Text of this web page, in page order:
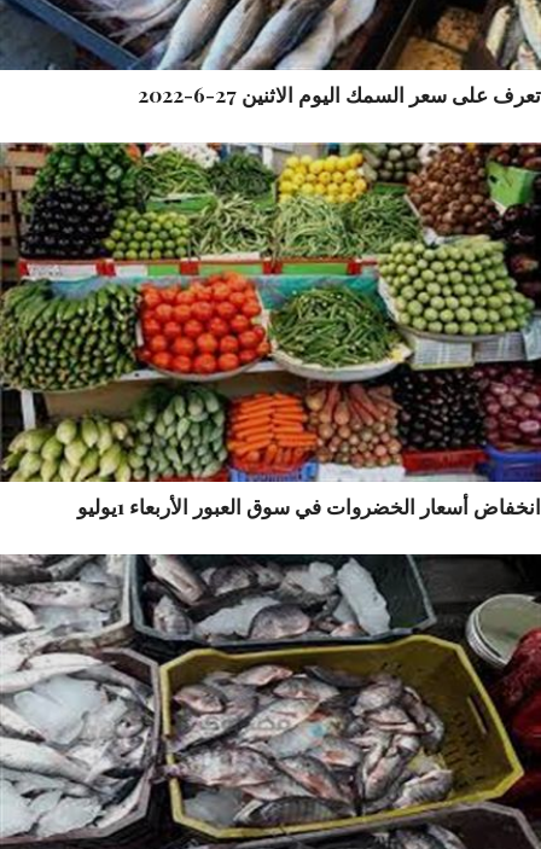
على سعر السمك اليوم الاثنين 27-6-2022
أسعار الخضروات في سوق العبور الأربعاء 1يوليو